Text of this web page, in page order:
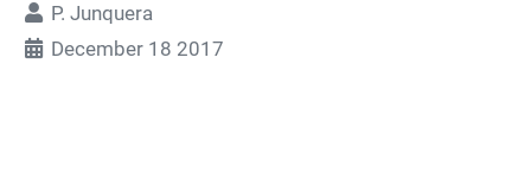
P. Junquera
December 18 2017